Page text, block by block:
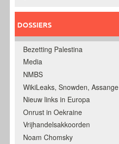
DOSSIERS
Bezetting Palestina
Media
NMBS
WikiLeaks, Snowden, Assange
Nieuw links in Europa
Onrust in Oekraine
Vrijhandelsakkoorden
Noam Chomsky